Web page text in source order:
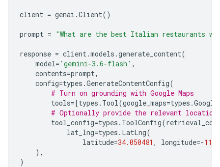
client = genai .Client()
prompt = "What are the best Italian restaurants
response = client.models .generate_content(
model= 'gemini-3.6-flash' ,
contents=prompt,
config=types .GenerateContentConfig(
# Turn on grounding with Google Maps
tools=[types . Tool(google_maps=types .
# Optionally provide the relevant
tool_config=types . ToolConfig(
lat_lng=types . LatLng(
latitude=34.050481 , longitude=-
),
)